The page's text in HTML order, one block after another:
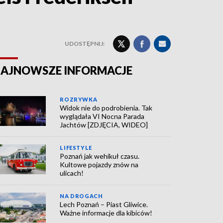
UDOSTĘPNIJ:
INFORMACJE
ROZRYWKA
Widok nie do podrobienia. Tak
wyglądała VI Nocna Parada
Jachtów [ZDJĘCIA, WIDEO]
LIFESTYLE
Poznań jak wehikuł czasu.
Kultowe pojazdy znów na
ulicach!
NA DROGACH
Lech Poznań – Piast Gliwice.
Ważne informacje dla kibiców!